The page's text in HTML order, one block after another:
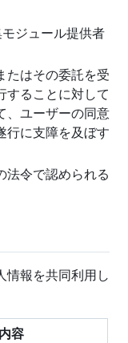
ジュール提供者
たはその委託を受
することに対して
、ユーザーの同意
行に支障を及ぼす
法令で認められる
情報を共同利用し
内容